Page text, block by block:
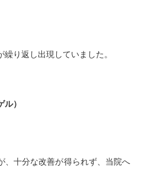
り返し出現していました。
）
、十分な改善が得られず、当院へ